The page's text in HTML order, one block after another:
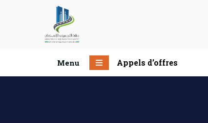
Menu Appels d’offres